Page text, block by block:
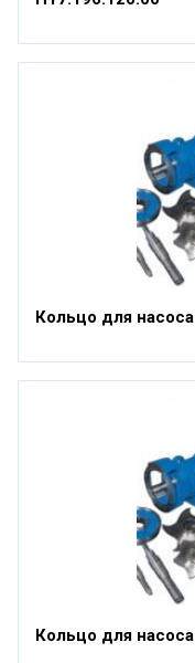
Кольцо для
Кольцо для